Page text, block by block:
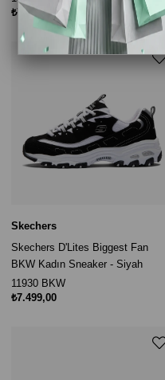
₺7.699,00
Skechers
Skechers D'Lites Biggest Fan
BKW Kadın Sneaker - Siyah
11930 BKW
₺7.499,00